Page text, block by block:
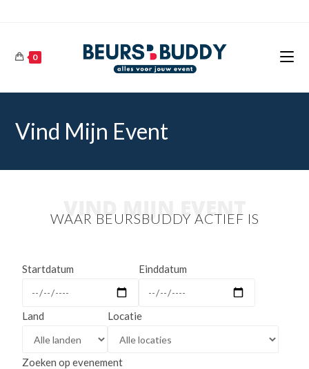
0
Vind Mijn Event
VIND MIJN EVENT
WAAR BEURSBUDDY ACTIEF IS
Startdatum Einddatum
Land Locatie
Zoeken op evenement